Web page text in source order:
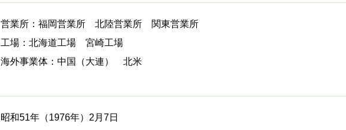
営業所：福岡営業所 北陸営業所 関東営業所
工場：北海道工場 宮崎工場
海外事業体：中国（大連） 北米
昭和51年（1976年）2月7日